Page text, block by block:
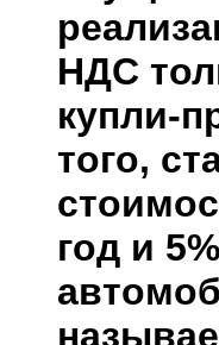
НДС
купли-
того,
год и